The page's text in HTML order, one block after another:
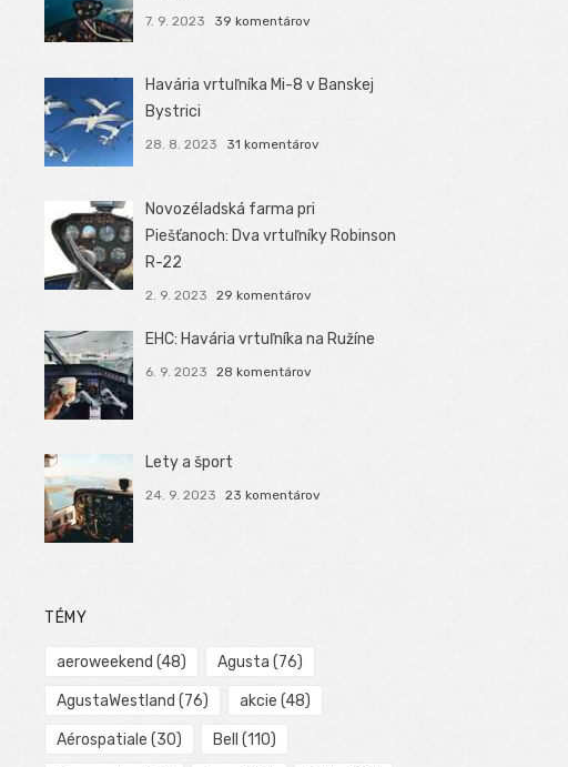
7. 9. 2023 39 komentárov
Havária vrtuľníka Mi-8 v Banskej
Bystrici
28. 8. 2023 31 komentárov
Novozéladská farma pri
Piešťanoch: Dva vrtuľníky Robinson
R-22
2. 9. 2023 29 komentárov
EHC: Havária vrtuľníka na Ružíne
6. 9. 2023 28 komentárov
Lety a šport
24. 9. 2023 23 komentárov
TÉMY
aeroweekend (48) Agusta (76)
AgustaWestland (76) akcie (48)
Aérospatiale (30) Bell (110)